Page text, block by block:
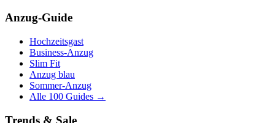
Anzug-Guide
Hochzeitsgast
Business-Anzug
Slim Fit
Anzug blau
Sommer-Anzug
Alle 100 Guides →
Trends & Sale